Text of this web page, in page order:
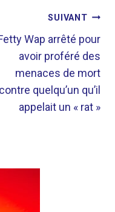
SUIVANT
Wap arrêté pour
avoir proféré des
menaces de mort
contre quelqu’un qu’il
appelait un « rat »